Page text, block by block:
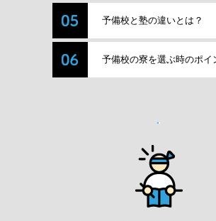
予備校と塾の違いとは？
予備校の寮を選ぶ時のポイ